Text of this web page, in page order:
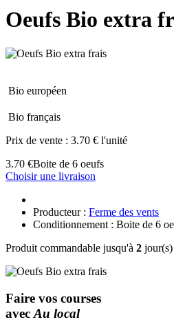
Oeufs Bio extra
Bio européen
Bio français
Prix de vente : 3.70 € l'unité
3.70 €Boite de 6 oeufs
Choisir une livraison
Producteur : Ferme des vents
Conditionnement : Boite de 6
Produit commandable jusqu'à 2
Faire vos courses
avec Au local